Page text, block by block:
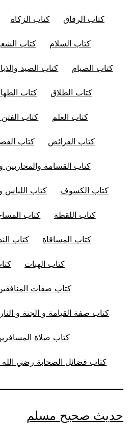
كتاب الرقاق كتاب الزكاة
كتاب السلام كتاب
كتاب الصيام كتاب الصيد
كتاب الطلاق كتاب
كتاب العلم كتاب
كتاب الفرائض كتاب
كتاب القسامة والمحاربين
كتاب الكسوف كتاب اللباس و
كتاب اللقطة كتاب
كتاب المساقاة كتاب
كتاب الهبات
كتاب صفات
كتاب صفة القيامة و الجنة و النار
كتاب صلاة
كتاب فضائل الصحابة رضي الله
حديث صحيح مسلم